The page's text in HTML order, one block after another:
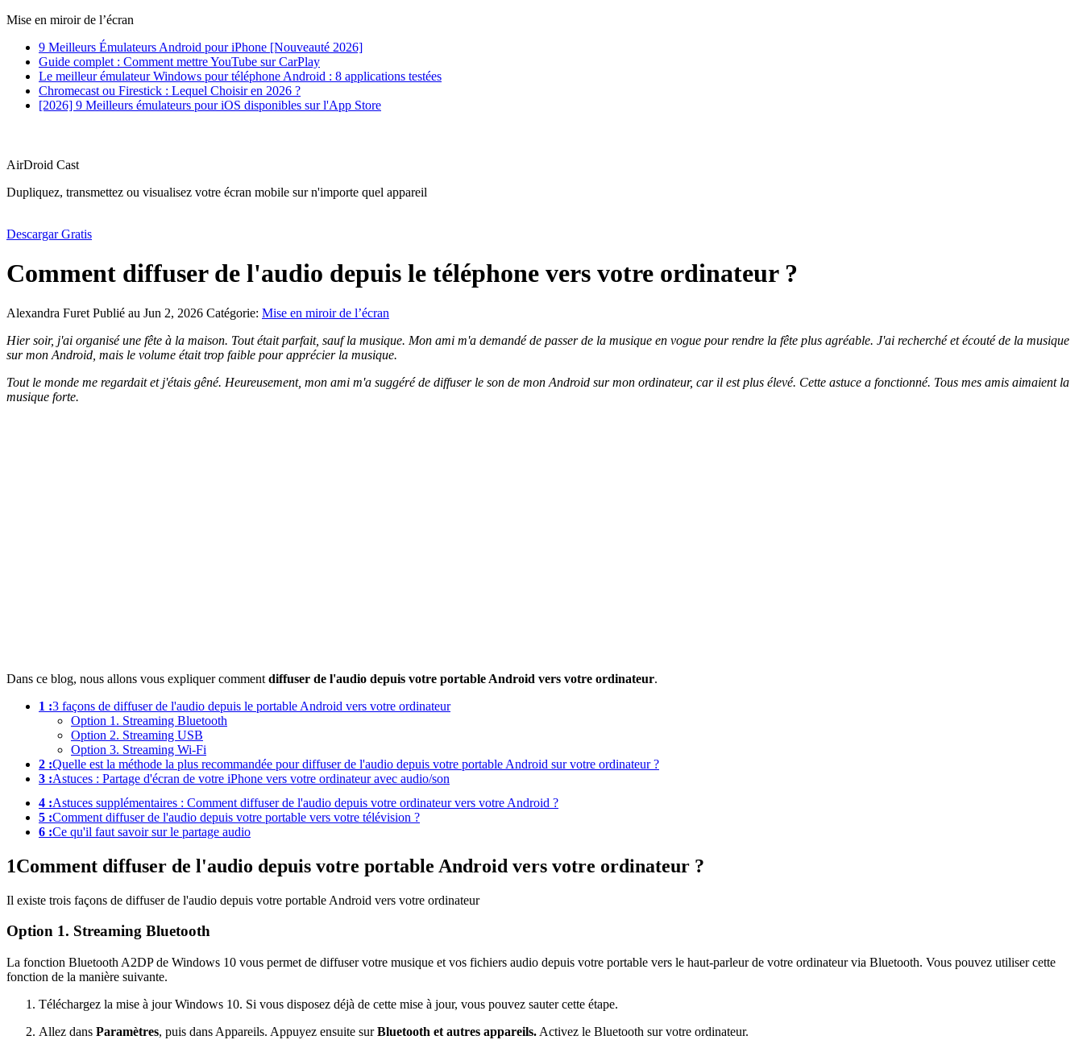
Mise en miroir de l’écran
9 Meilleurs Émulateurs Android pour iPhone [Nouveauté 2026]
Guide complet : Comment mettre YouTube sur CarPlay
Le meilleur émulateur Windows pour téléphone Android : 8 applications testées
Chromecast ou Firestick : Lequel Choisir en 2026 ?
[2026] 9 Meilleurs émulateurs pour iOS disponibles sur l'App Store
AirDroid Cast
Dupliquez, transmettez ou visualisez votre écran mobile sur n'importe quel appareil
Descargar Gratis
Comment diffuser de l'audio depuis le téléphone vers votre ordinateur ?
Alexandra Furet Publié au Jun 2, 2026 Catégorie: Mise en miroir de l’écran
Hier soir, j'ai organisé une fête à la maison. Tout était parfait, sauf la musique. Mon ami m'a demandé de passer de la musique en vogue pour rendre la fête plus agréable. J'ai recherché et écouté de la musique
sur mon Android, mais le volume était trop faible pour apprécier la musique.
Tout le monde me regardait et j'étais gêné. Heureusement, mon ami m'a suggéré de diffuser le son de mon Android sur mon ordinateur, car il est plus élevé. Cette astuce a fonctionné. Tous mes amis aimaient la
musique forte.
Dans ce blog, nous allons vous expliquer comment diffuser de l'audio depuis votre portable Android vers votre ordinateur.
1 :3 façons de diffuser de l'audio depuis le portable Android vers votre ordinateur
Option 1. Streaming Bluetooth
Option 2. Streaming USB
Option 3. Streaming Wi-Fi
2 :Quelle est la méthode la plus recommandée pour diffuser de l'audio depuis votre portable Android sur votre ordinateur ?
3 :Astuces : Partage d'écran de votre iPhone vers votre ordinateur avec audio/son
4 :Astuces supplémentaires : Comment diffuser de l'audio depuis votre ordinateur vers votre Android ?
5 :Comment diffuser de l'audio depuis votre portable vers votre télévision ?
6 :Ce qu'il faut savoir sur le partage audio
1Comment diffuser de l'audio depuis votre portable Android vers votre ordinateur ?
Il existe trois façons de diffuser de l'audio depuis votre portable Android vers votre ordinateur
Option 1. Streaming Bluetooth
La fonction Bluetooth A2DP de Windows 10 vous permet de diffuser votre musique et vos fichiers audio depuis votre portable vers le haut-parleur de votre ordinateur via Bluetooth. Vous pouvez utiliser cette
fonction de la manière suivante.
Téléchargez la mise à jour Windows 10. Si vous disposez déjà de cette mise à jour, vous pouvez sauter cette étape.
Allez dans Paramètres, puis dans Appareils. Appuyez ensuite surBluetooth et autres appareils. Activez le Bluetooth sur votre ordinateur.